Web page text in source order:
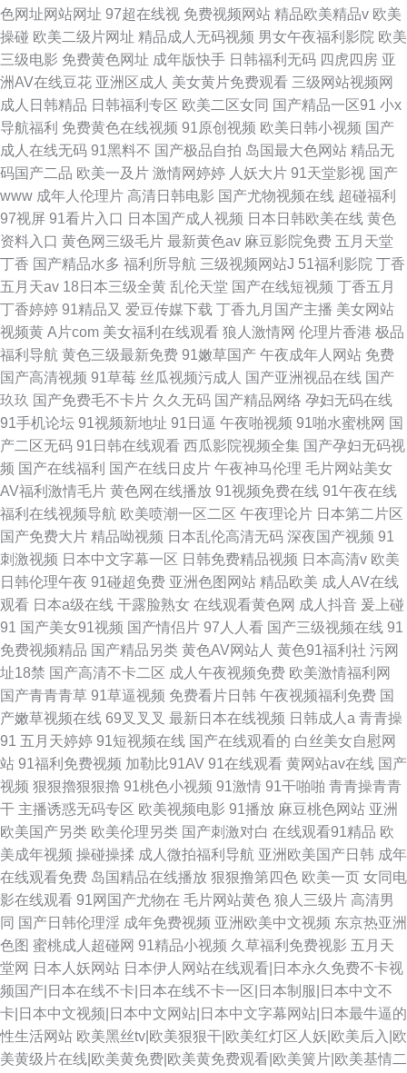
色网址网站网址 97超在线视 免费视频网站 精品欧美精品v 欧美
操碰 欧美二级片网址 精品成人无码视频 男女午夜福利影院 欧美
三级电影 免费黄色网址 成年版快手 日韩福利无码 四虎四房 亚
洲AV在线豆花 亚洲区成人 美女黄片免费观看 三级网站视频网
成人日韩精品 日韩福利专区 欧美二区女同 国产精品一区91 小x
导航福利 免费黄色在线视频 91原创视频 欧美日韩小视频 国产
成人在线无码 91黑料不 国产极品自拍 岛国最大色网站 精品无
码国产二品 欧美一及片 激情网婷婷 人妖大片 91天堂影视 国产
www 成年人伦理片 高清日韩电影 国产尤物视频在线 超碰福利
97视屏 91看片入口 日本国产成人视频 日本日韩欧美在线 黄色
资料入口 黄色网三级毛片 最新黄色av 麻豆影院免费 五月天堂
丁香 国产精品水多 福利所导航 三级视频网站J 51福利影院 丁香
五月天av 18日本三级全黄 乱伦天堂 国产在线短视频 丁香五月
丁香婷婷 91精品又 爱豆传媒下载 丁香九月国产主播 美女网站
视频黄 A片com 美女福利在线观看 狼人激情网 伦理片香港 极品
福利导航 黄色三级最新免费 91嫩草国产 午夜成年人网站 免费
国产高清视频 91草莓 丝瓜视频污成人 国产亚洲视品在线 国产
玖玖 国产免费毛不卡片 久久无码 国产精品网络 孕妇无码在线
91手机论坛 91视频新地址 91日逼 午夜啪视频 91啪水蜜桃网 国
产二区无码 91日韩在线观看 西瓜影院视频全集 国产孕妇无码视
频 国产在线福利 国产在线日皮片 午夜神马伦理 毛片网站美女
AV福利激情毛片 黄色网在线播放 91视频免费在线 91午夜在线
福利在线视频导航 欧美喷潮一区二区 午夜理论片 日本第二片区
国产免费大片 精品呦视频 日本乱伦高清无码 深夜国产视频 91
刺激视频 日本中文字幕一区 日韩免费精品视频 日本高清v 欧美
日韩伦理午夜 91碰超免费 亚洲色图网站 精品欧美 成人AV在线
观看 日本a级在线 干露脸熟女 在线观看黄色网 成人抖音 爰上碰
91 国产美女91视频 国产情侣片 97人人看 国产三级视频在线 91
免费视频精品 国产精品另类 黄色AV网站人 黄色91福利社 污网
址18禁 国产高清不卡二区 成人午夜视频免费 欧美激情福利网
国产青青青草 91草逼视频 免费看片日韩 午夜视频福利免费 国
产嫩草视频在线 69叉叉叉 最新日本在线视频 日韩成人a 青青操
91 五月天婷婷 91短视频在线 国产在线观看的 白丝美女自慰网
站 91福利免费视频 加勒比91AV 91在线观看 黄网站av在线 国产
视频 狠狠擼狠狠擼 91桃色小视频 91激情 91干啪啪 青青操青青
干 主播诱惑无码专区 欧美视频电影 91播放 麻豆桃色网站 亚洲
欧美国产另类 欧美伦理另类 国产刺激对白 在线观看91精品 欧
美成年视频 操碰操揉 成人微拍福利导航 亚洲欧美国产日韩 成年
在线观看免费 岛国精品在线播放 狠狠撸第四色 欧美一页 女同电
影在线观看 91网国产尤物在 毛片网站黄色 狼人三级片 高清男
同 国产日韩伦理淫 成年免费视频 亚洲欧美中文视频 东京热亚洲
色图 蜜桃成人超碰网 91精品小视频 久草福利免费视影 五月天
堂网 日本人妖网站 日本伊人网站在线观看|日本永久免费不卡视
频国产|日本在线不卡|日本在线不卡一区|日本制服|日本中文不
卡|日本中文视频|日本中文网站|日本中文字幕网站|日本最牛逼的
性生活网站 欧美黑丝tv|欧美狠狠干|欧美红灯区人妖|欧美后入|欧
美黄级片在线|欧美黄免费|欧美黄免费观看|欧美簧片|欧美基情二